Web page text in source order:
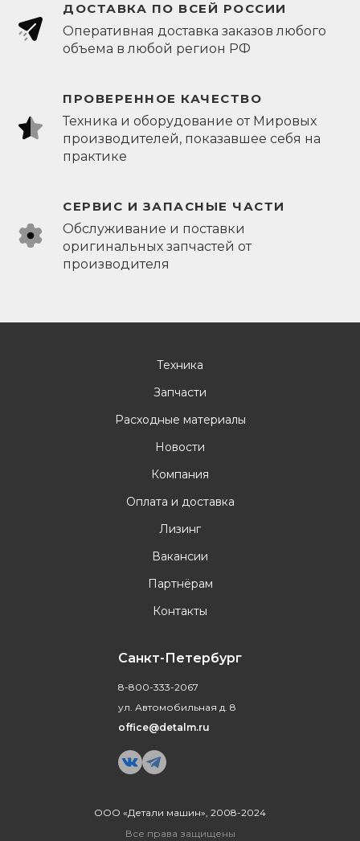
ДОСТАВКА ПО ВСЕЙ РОССИИ
Оперативная доставка заказов любого
объема в любой регион РФ
ПРОВЕРЕННОЕ КАЧЕСТВО
Техника и оборудование от Мировых
производителей, показавшее себя на
практике
СЕРВИС И ЗАПАСНЫЕ ЧАСТИ
Обслуживание и поставки
оригинальных запчастей от
производителя
ООО «Детали машин», 2008-2024
Все права защищены
Техника
Запчасти
Расходные материалы
Новости
Компания
Оплата и доставка
Лизинг
Вакансии
Партнёрам
Контакты
Санкт-Петербург
8-800-333-2067
ул. Автомобильная д. 8
office@detalm.ru